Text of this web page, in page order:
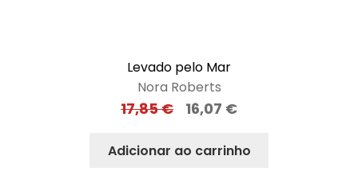
Levado pelo Mar
Nora Roberts
17,85€ 16,07 €
Adicionar ao carrinho